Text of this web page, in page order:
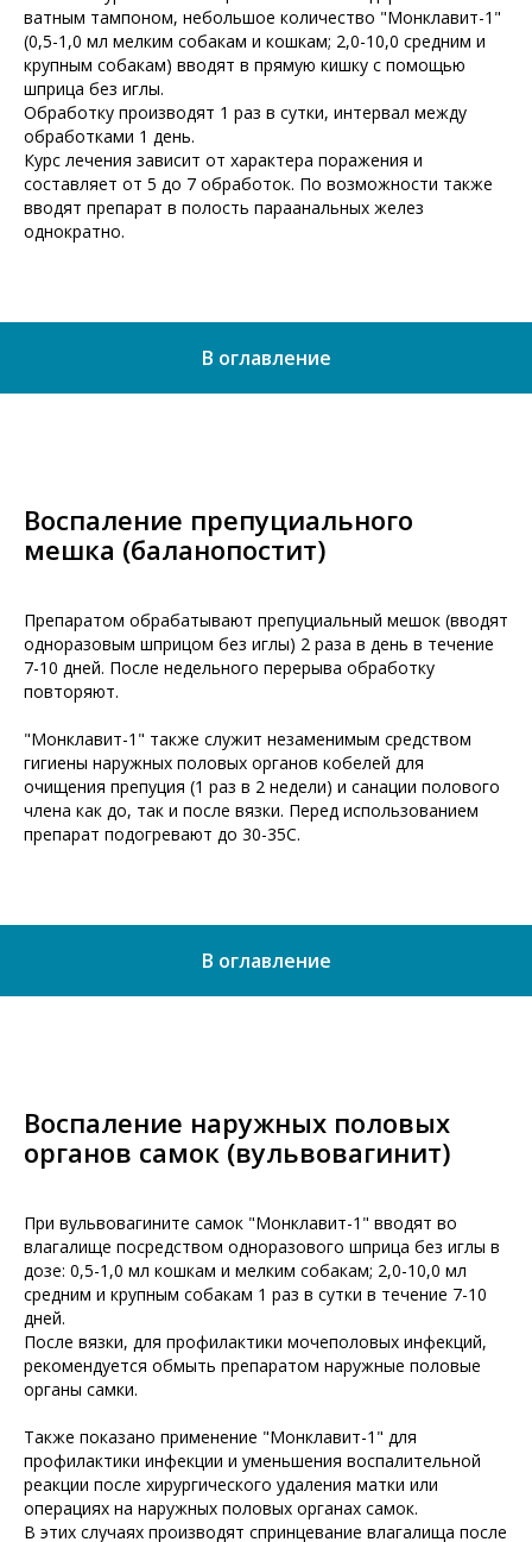
ватным тампоном, небольшое количество "Монклавит-1"
(0,5-1,0 мл мелким собакам и кошкам; 2,0-10,0 средним и
крупным собакам) вводят в прямую кишку с помощью
шприца без иглы.
Обработку производят 1 раз в сутки, интервал между
обработками 1 день.
Курс лечения зависит от характера поражения и
составляет от 5 до 7 обработок. По возможности также
вводят препарат в полость параанальных желез
однократно.
В оглавление
Воспаление препуциального
мешка (баланопостит)
Препаратом обрабатывают препуциальный мешок (вводят
одноразовым шприцом без иглы) 2 раза в день в течение
7-10 дней. После недельного перерыва обработку
повторяют.
"Монклавит-1" также служит незаменимым средством
гигиены наружных половых органов кобелей для
очищения препуция (1 раз в 2 недели) и санации полового
члена как до, так и после вязки. Перед использованием
препарат подогревают до 30-35С.
В оглавление
Воспаление наружных половых
органов самок (вульвовагинит)
При вульвовагините самок "Монклавит-1" вводят во
влагалище посредством одноразового шприца без иглы в
дозе: 0,5-1,0 мл кошкам и мелким собакам; 2,0-10,0 мл
средним и крупным собакам 1 раз в сутки в течение 7-10
дней.
После вязки, для профилактики мочеполовых инфекций,
рекомендуется обмыть препаратом наружные половые
органы самки.
Также показано применение "Монклавит-1" для
профилактики инфекции и уменьшения воспалительной
реакции после хирургического удаления матки или
операциях на наружных половых органах самок.
В этих случаях производят спринцевание влагалища после